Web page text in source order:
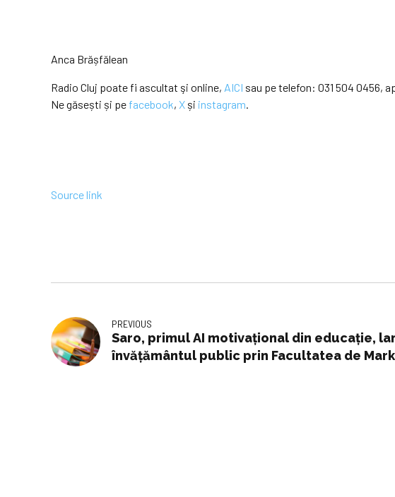
Anca Brășfălean
Radio Cluj poate fi ascultat şi online, AICI sau pe telefon: 031 504 0456,
Ne găsești și pe facebook, X și instagram.
Source link
PREVIOUS
Saro, primul AI motivațional din educație,
învățământul public prin Facultatea de